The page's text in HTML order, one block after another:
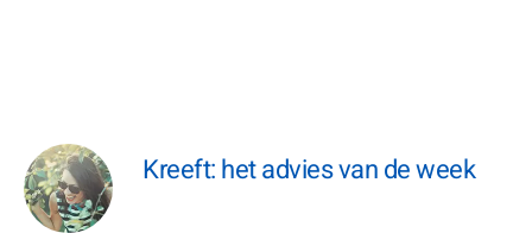
Kreeft: het advies van de week